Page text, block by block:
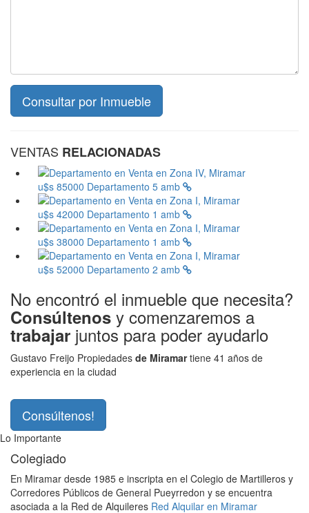
VENTAS RELACIONADAS
u$s 85000 Departamento 5 amb
u$s 42000 Departamento 1 amb
u$s 38000 Departamento 1 amb
u$s 52000 Departamento 2 amb
No encontró el inmueble que necesita?
Consúltenos y comenzaremos a
trabajar juntos para poder ayudarlo
Gustavo Freijo Propiedades de Miramartiene 41 años de
experiencia en la ciudad
Consúltenos!
Lo Importante
Colegiado
En Miramar desde 1985 e inscripta en el Colegio de Martilleros y
Corredores Públicos de General Pueyrredon y se encuentra
asociada a la Red de Alquileres Red Alquilar en Miramar